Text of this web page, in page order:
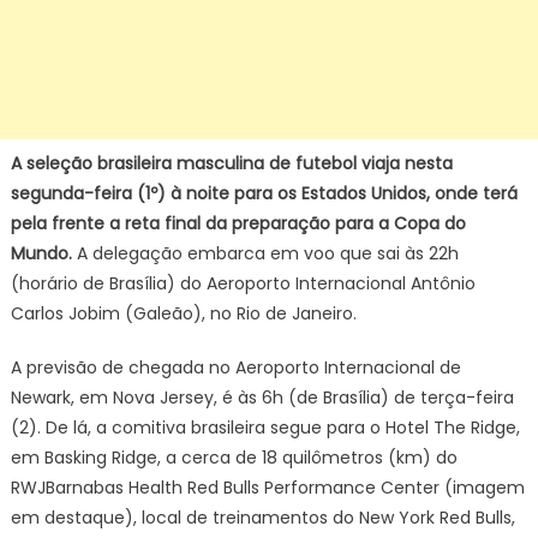
A seleção brasileira masculina de futebol viaja nesta
segunda-feira (1º) à noite para os Estados Unidos, onde terá
pela frente a reta final da preparação para a Copa do
Mundo. A delegação embarca em voo que sai às 22h
(horário de Brasília) do Aeroporto Internacional Antônio
Carlos Jobim (Galeão), no Rio de Janeiro.
A previsão de chegada no Aeroporto Internacional de
Newark, em Nova Jersey, é às 6h (de Brasília) de terça-feira
(2). De lá, a comitiva brasileira segue para o Hotel The Ridge,
em Basking Ridge, a cerca de 18 quilômetros (km) do
RWJBarnabas Health Red Bulls Performance Center (imagem
em destaque), local de treinamentos do New York Red Bulls,